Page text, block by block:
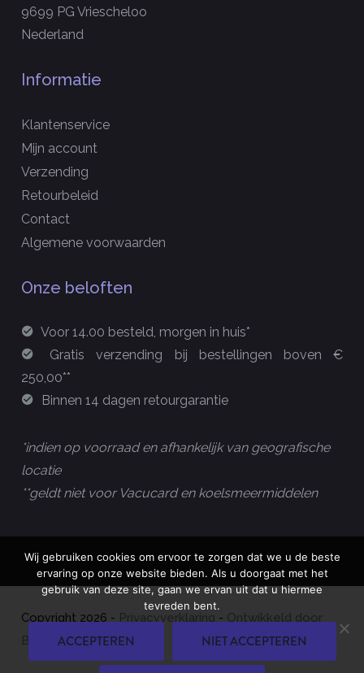
9699 PG Vriescheloo
Nederland
Informatie
Klantenservice
Mijn account
Verzending
Retourbeleid
Contact
Algemene voorwaarden
Onze beloften
Voor 14.00 besteld, morgen in huis*
Gratis verzending bij bestellingen boven €
250,00**
Binnen 14 dagen retourgarantie
*indien op voorraad en afhankelijk van geografische
locatie
**geldt niet voor Vacucard en koelsmeermiddelen
Copyright 2026 - Privacyverklaring - Ontwikkeld door
Best4u Group B.V.
Wij gebruiken cookies om ervoor te zorgen dat we u de beste
ervaring op onze website bieden. Als u doorgaat met het
gebruik van deze site, gaan we ervan uit dat u hiermee
tevreden bent.
ACCEPTEREN NIET ACCEPTEREN